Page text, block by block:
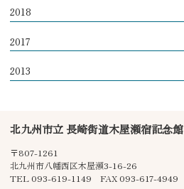
2018
2017
2013
北九州市立 長崎街道木屋瀬宿記念館
〒807-1261
北九州市八幡西区木屋瀬3-16-26
TEL 093-619-1149 FAX 093-617-4949